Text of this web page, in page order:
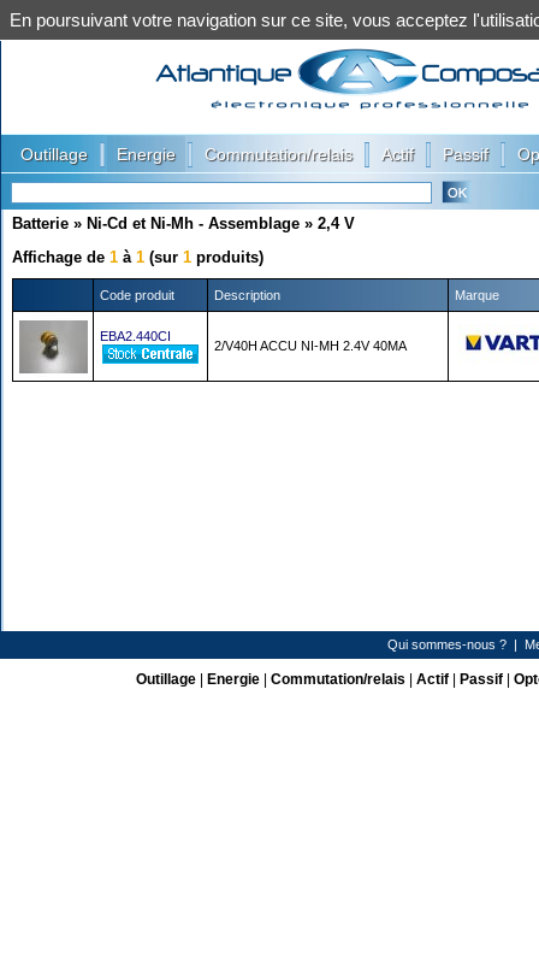
Outillage Energie Commutation/relais Actif Passif
Batterie » Ni-Cd et Ni-Mh - Assemblage » 2,4 V
Affichage de 1 à 1 (sur 1 produits)
Code produit Description Marque
EBA2.440CI
2/V40H ACCU NI-MH 2.4V 40MA
Qui sommes-nous ? |
Outillage| Energie| Commutation/relais Actif| Passif|
En poursuivant votre navigation sur ce site, vous acceptez